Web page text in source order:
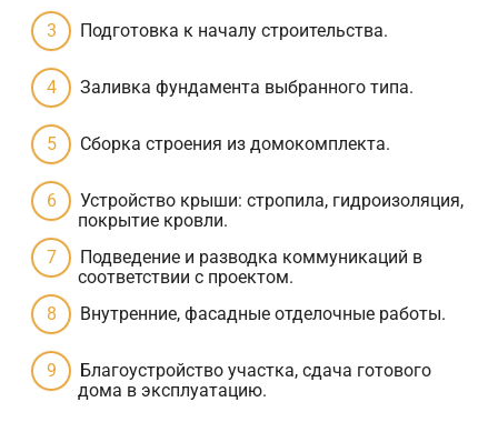
Подготовка к началу строительства.
Заливка фундамента выбранного типа.
Сборка строения из домокомплекта.
Устройство крыши: стропила, гидроизоляция,
покрытие кровли.
Подведение и разводка коммуникаций в
соответствии с проектом.
Внутренние, фасадные отделочные работы.
Благоустройство участка, сдача готового
дома в эксплуатацию.